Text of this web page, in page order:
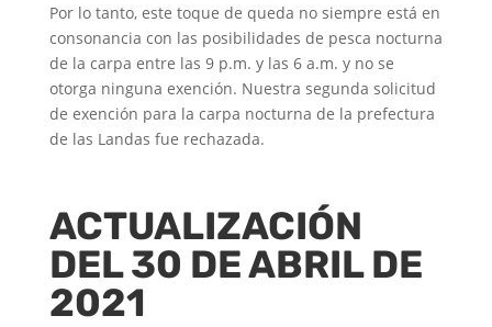
Por lo tanto, este toque de queda no siempre está en
consonancia con las posibilidades de pesca nocturna
de la carpa entre las 9 p.m. y las 6 a.m. y no se
otorga ninguna exención. Nuestra segunda solicitud
de exención para la carpa nocturna de la prefectura
de las Landas fue rechazada.
ACTUALIZACIÓN
DEL 30 DE ABRIL DE
2021